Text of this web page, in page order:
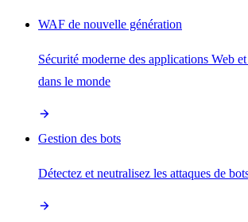
WAF de nouvelle génération
Sécurité moderne des applications Web
dans le monde
Gestion des bots
Détectez et neutralisez les attaques de